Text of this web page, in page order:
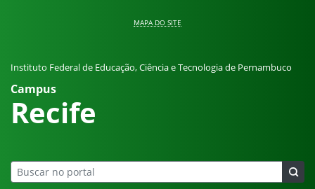
MAPA DO SITE
Instituto Federal de Educação, Ciência e Tecnologia de Pernambuco
Campus
Recife